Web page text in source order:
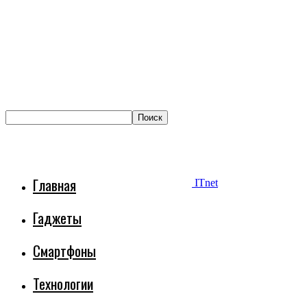
ITnet
Главная
Гаджеты
Смартфоны
Технологии